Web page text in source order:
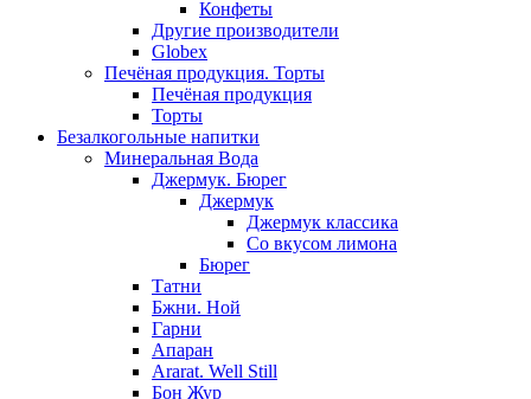
Конфеты
Другие производители
Globex
Печёная продукция. Торты
Печёная продукция
Торты
Безалкогольные напитки
Минеральная Вода
Джермук. Бюрег
Джермук
Джермук классика
Со вкусом лимона
Бюрег
Татни
Бжни. Ной
Гарни
Апаран
Ararat. Well Still
Бон Жур